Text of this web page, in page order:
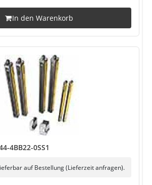
In den Warenkorb
4BB22-0SS1
auf Bestellung (Lieferzeit anfragen).